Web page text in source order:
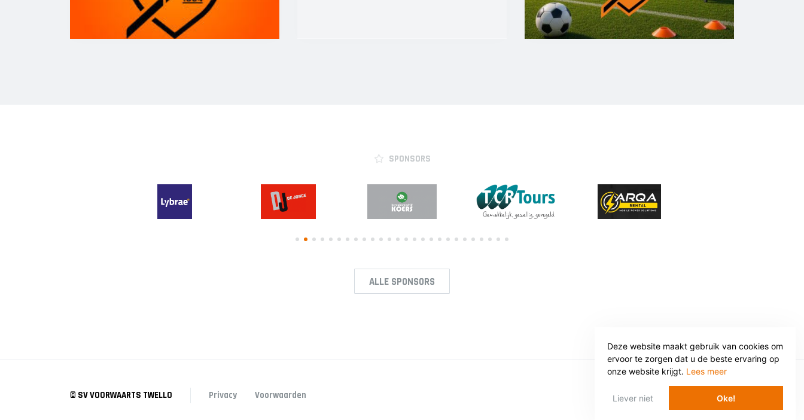
Deze website maakt gebruik van cookies om
ervoor te zorgen dat u de beste ervaring op
onze website krijgt. Lees meer
Liever niet Oke!
SPONSORS
ALLE SPONSORS
© SV VOORWAARTS TWELLO Privacy Voorwaarden WEBSITE: WEBBA BV